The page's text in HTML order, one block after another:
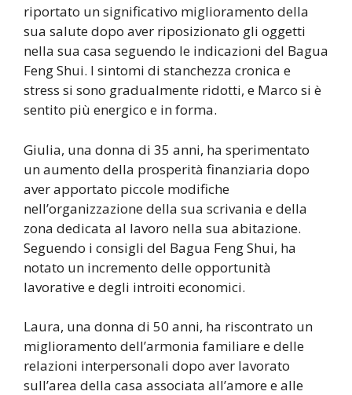
riportato un significativo miglioramento della
sua salute dopo aver riposizionato gli oggetti
nella sua casa seguendo le indicazioni del Bagua
Feng Shui. I sintomi di stanchezza cronica e
stress si sono gradualmente ridotti, e Marco si è
sentito più energico e in forma.
Giulia, una donna di 35 anni, ha sperimentato
un aumento della prosperità finanziaria dopo
aver apportato piccole modifiche
nell’organizzazione della sua scrivania e della
zona dedicata al lavoro nella sua abitazione.
Seguendo i consigli del Bagua Feng Shui, ha
notato un incremento delle opportunità
lavorative e degli introiti economici.
Laura, una donna di 50 anni, ha riscontrato un
miglioramento dell’armonia familiare e delle
relazioni interpersonali dopo aver lavorato
sull’area della casa associata all’amore e alle